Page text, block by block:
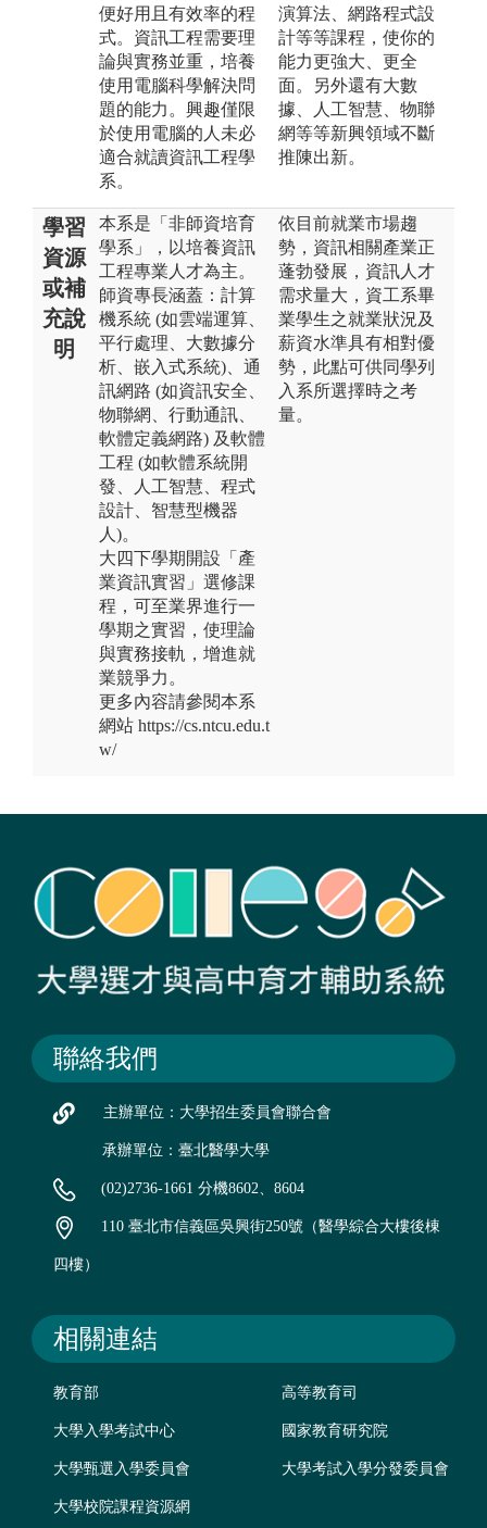
便好用且有效率的程
式。資訊工程需要理
論與實務並重，培養
使用電腦科學解決問
題的能力。興趣僅限
於使用電腦的人未必
適合就讀資訊工程學
系。
演算法、網路程式設
計等等課程，使你的
能力更強大、更全
面。另外還有大數
據、人工智慧、物聯
網等等新興領域不斷
推陳出新。
學習
資源
或補
充說
明
本系是「非師資培育
學系」，以培養資訊
工程專業人才為主。
師資專長涵蓋：計算
機系統 (如雲端運算、
平行處理、大數據分
析、嵌入式系統)、通
訊網路 (如資訊安全、
物聯網、行動通訊、
軟體定義網路) 及軟體
工程 (如軟體系統開
發、人工智慧、程式
設計、智慧型機器
人)。
大四下學期開設「產
業資訊實習」選修課
程，可至業界進行一
學期之實習，使理論
與實務接軌，增進就
業競爭力。
更多內容請參閱本系
網站 https://cs.ntcu.edu.t
w/
依目前就業市場趨
勢，資訊相關產業正
蓬勃發展，資訊人才
需求量大，資工系畢
業學生之就業狀況及
薪資水準具有相對優
勢，此點可供同學列
入系所選擇時之考
量。
聯絡我們
主辦單位：大學招生委員會聯合會
承辦單位：臺北醫學大學
(02)2736-1661 分機8602、8604
110 臺北市信義區吳興街250號（醫學綜合大樓後棟
四樓）
相關連結
教育部 高等教育司
大學入學考試中心 國家教育研究院
大學甄選入學委員會 大學考試入學分發委員會
大學校院課程資源網